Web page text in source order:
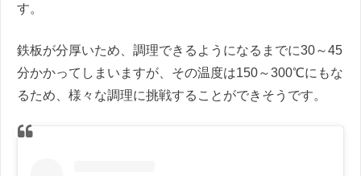
す。
鉄板が分厚いため、調理できるようになるまでに30～45
分かかってしまいますが、その温度は150～300℃にもな
るため、様々な調理に挑戦することができそうです。